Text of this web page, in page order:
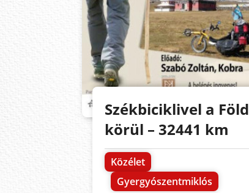
Székbiciklivel a Föld
körül – 32441 km
Közélet
Gyergyószentmiklós